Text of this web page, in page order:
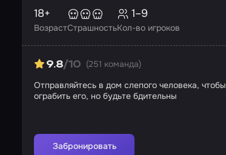
Возраст
18+
СтрашностьКол-во игроков
1–9
9.8/10 (251 команда)
Отправляйтесь в дом слепого человека, чтобы
ограбить его, но будьте бдительны
Забронировать